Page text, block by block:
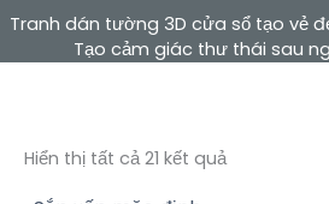
Tranh dán tường 3D cửa sổ tạo vẻ
Tạo cảm giác thư thái sau
Hiển thị tất cả 21 kết quả